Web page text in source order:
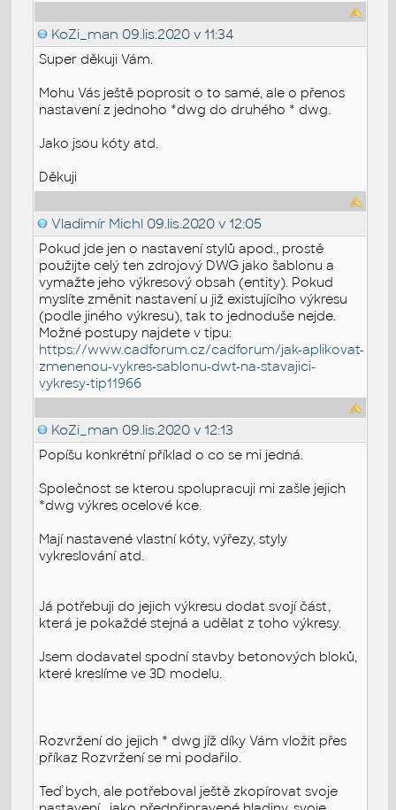
KoZi_man 09.lis.2020 v 11:34
Super děkuji Vám.
Mohu Vás ještě poprosit o to samé, ale o přenos
nastavení z jednoho *dwg do druhého * dwg.
Jako jsou kóty atd.
Děkuji
Vladimír Michl 09.lis.2020 v 12:05
Pokud jde jen o nastavení stylů apod., prostě
použijte celý ten zdrojový DWG jako šablonu a
vymažte jeho výkresový obsah (entity). Pokud
myslíte změnit nastavení u již existujícího výkresu
(podle jiného výkresu), tak to jednoduše nejde.
Možné postupy najdete v tipu:
https://www.cadforum.cz/cadforum/jak-aplikovat-
zmenenou-vykres-sablonu-dwt-na-stavajici-
vykresy-tip11966
KoZi_man 09.lis.2020 v 12:13
Popíšu konkrétní příklad o co se mi jedná.
Společnost se kterou spolupracuji mi zašle jejich
*dwg výkres ocelové kce.
Mají nastavené vlastní kóty, výřezy, styly
vykreslování atd.
Já potřebuji do jejich výkresu dodat svojí část,
která je pokaždé stejná a udělat z toho výkresy.
Jsem dodavatel spodní stavby betonových bloků,
které kreslíme ve 3D modelu.
Rozvržení do jejich * dwg jíž díky Vám vložit přes
příkaz Rozvržení se mi podařilo.
Teď bych, ale potřeboval ještě zkopírovat svoje